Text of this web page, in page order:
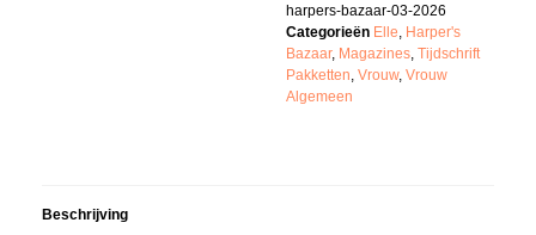
harpers-bazaar-03-2026
Categorieën Elle, Harper's
Bazaar, Magazines, Tijdschrift
Pakketten, Vrouw, Vrouw
Algemeen
Beschrijving